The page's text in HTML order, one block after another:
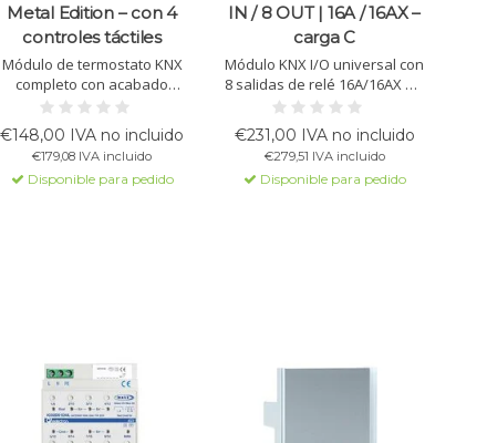
Metal Edition – con 4
controles táctiles
Módulo de termostato KNX
completo con acabado
metálico. Compatible con
control de temperatura y
escenas. Incluye borne de
bus y tornillos. Botones y
€148,00 IVA no incluido
€179,08 IVA incluido
Disponible para pedido
IN / 8 OUT | 16A / 16AX –
carga C
Módulo KNX I/O universal con
8 salidas de relé 16A/16AX y 8
entradas libres de potencial.
persianas y fancoils. Admite
sondas NTC, funciones
lógicas y 2 módulos de
€231,00 IVA no incluido
€279,51 IVA incluido
Disponible para pedido